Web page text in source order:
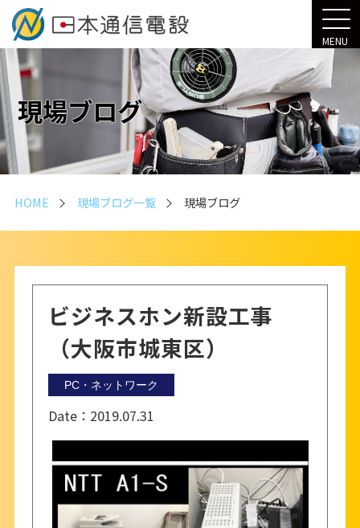
MENU
現場ブログ
HOME 現場ブログ一覧 現場ブログ
ビジネスホン新設工事
（大阪市城東区）
PC・ネットワーク
Date： 2019.07.31